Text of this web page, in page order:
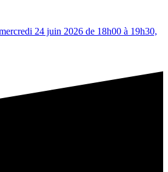
24 juin 2026 de 18h00 à 19h30,